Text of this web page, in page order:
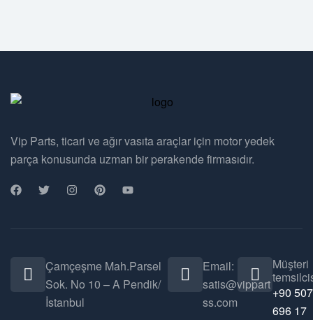
Vip Parts, ticari ve ağır vasıta araçlar için motor yedek
parça konusunda uzman bir perakende firmasıdır.
Çamçeşme Mah.Parsel
Sok. No 10 – A Pendik/
İstanbul
Email:
satis@vippart
ss.com
Müşteri
+90 507
696 17